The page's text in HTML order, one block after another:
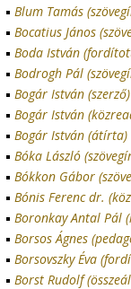
Blum Tamás
Bocatius János
Boda István
Bodrogh Pál
Bogár István (szerző)
Bogár István
Bogár István (átírta)
Bóka László
Bókkon Gábor
Bónis Ferenc dr.
Boronkay Antal Pál
Borsos Ágnes
Borsovszky Éva
Borst Rudolf